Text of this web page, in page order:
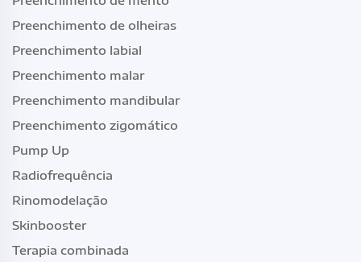
Preenchimento de olheiras
Preenchimento labial
Preenchimento malar
Preenchimento mandibular
Preenchimento zigomático
Pump Up
Radiofrequência
Rinomodelação
Skinbooster
Terapia combinada